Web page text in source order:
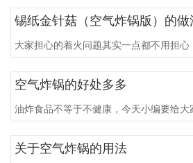
锡纸金针菇（空气炸锅版）的做
大家担心的着火问题其实一点都不用担心
空气炸锅的好处多多
油炸食品不等于不健康，今天小编要给大
关于空气炸锅的用法